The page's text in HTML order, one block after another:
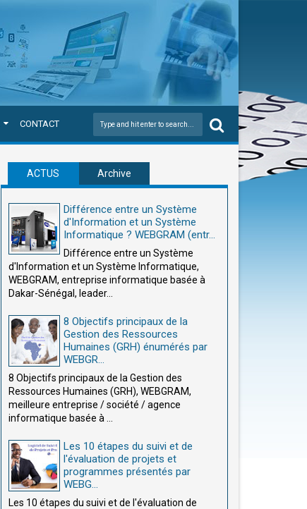
CONTACT
ACTUS Archive
Différence entre un Système
d'Information et un Système
Informatique ? WEBGRAM (entr...
Différence entre un Système
d'Information et un Système Informatique,
WEBGRAM, entreprise informatique basée à
Dakar-Sénégal, leader...
8 Objectifs principaux de la
Gestion des Ressources
Humaines (GRH) énumérés par
WEBGR...
8 Objectifs principaux de la Gestion des
Ressources Humaines (GRH), WEBGRAM,
meilleure entreprise / société / agence
informatique basée à ...
Les 10 étapes du suivi et de
l'évaluation de projets et
programmes présentés par
WEBG...
Les 10 étapes du suivi et de l'évaluation de